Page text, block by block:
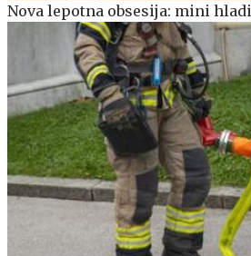
Nova lepotna obsesija: mini